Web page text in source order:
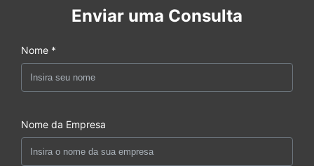
Enviar uma Consulta
Nome *
Nome da Empresa